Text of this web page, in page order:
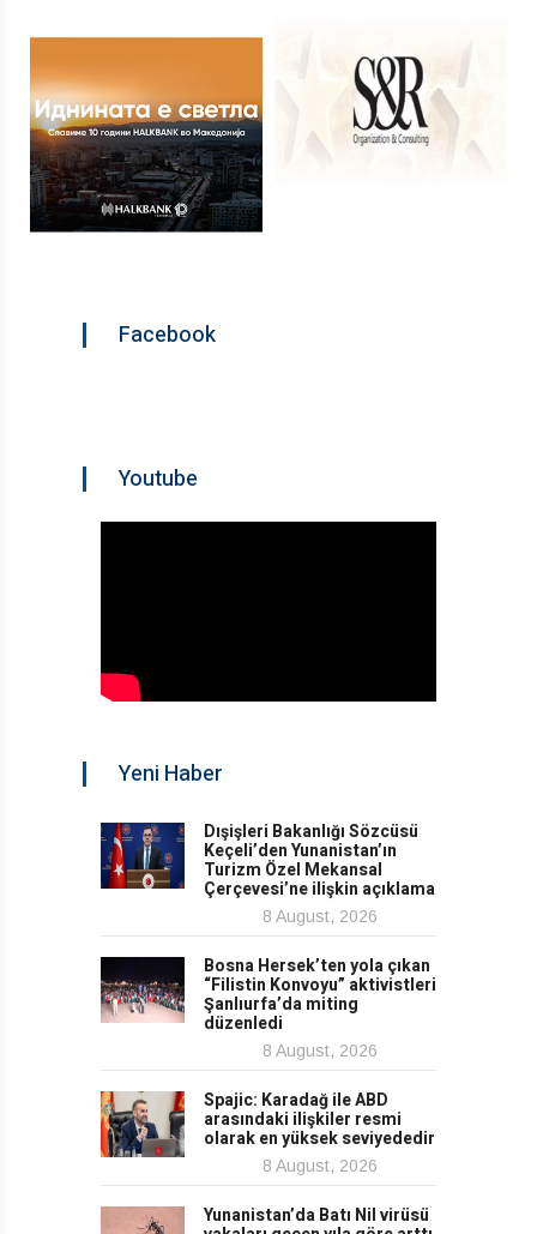
Facebook
Youtube
Yeni Haber
Dışişleri Bakanlığı Sözcüsü
Keçeli’den Yunanistan’ın
Turizm Özel Mekansal
Çerçevesi’ne ilişkin açıklama
8 August, 2026
Bosna Hersek’ten yola çıkan
“Filistin Konvoyu” aktivistleri
Şanlıurfa’da miting
düzenledi
8 August, 2026
Spajic: Karadağ ile ABD
arasındaki ilişkiler resmi
olarak en yüksek seviyededir
8 August, 2026
Yunanistan’da Batı Nil virüsü